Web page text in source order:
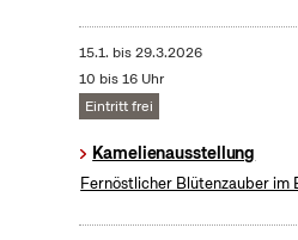
15.1. bis29.3.2026
10 bis 16 Uhr
Eintritt frei
Kamelienausstellung
Fernöstlicher Blütenzauber im